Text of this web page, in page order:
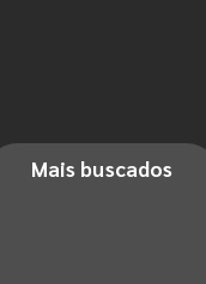
Mais buscados